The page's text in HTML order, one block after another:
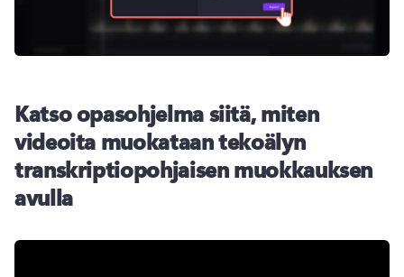
Katso opasohjelma siitä, miten
videoita muokataan tekoälyn
transkriptiopohjaisen muokkauksen
avulla